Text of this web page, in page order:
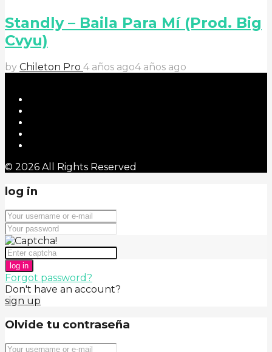
Standly – Baila Para Mí (Prod. Big
Cvyu)
by Chileton Pro 4 años ago4 años ago
© 2026 All Rights Reserved
log in
log in
Forgot password?
Don't have an account?
sign up
Olvide tu contraseña